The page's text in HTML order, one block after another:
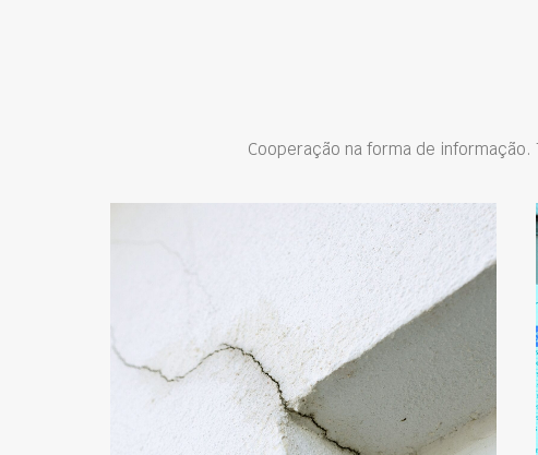
Cooperação na forma de